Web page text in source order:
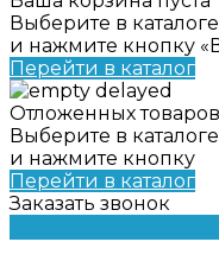
Выберите в
и нажмите кнопку
Перейти в каталог
Отложенных
Выберите в
и нажмите кнопку
Перейти в каталог
Заказать звонок